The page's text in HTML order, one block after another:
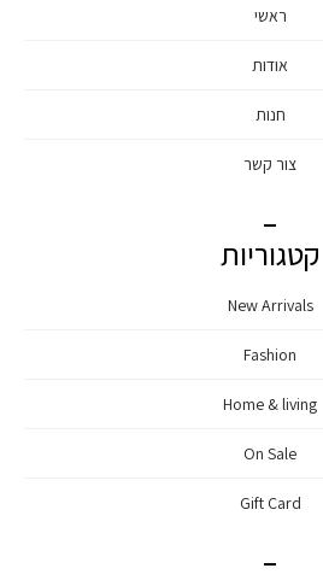
ראשי
אודות
חנות
צור קשר
קטגוריות
New Arrivals
Fashion
Home & living
On Sale
Gift Card